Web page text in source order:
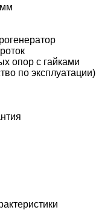
опор с гайками
по эксплуатации)